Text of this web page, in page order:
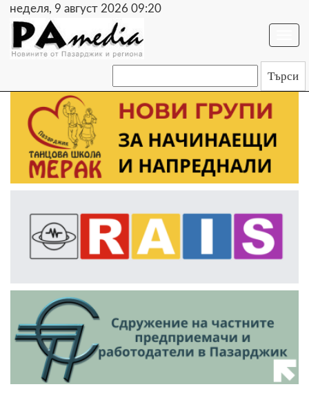
неделя, 9 август 2026 09:20